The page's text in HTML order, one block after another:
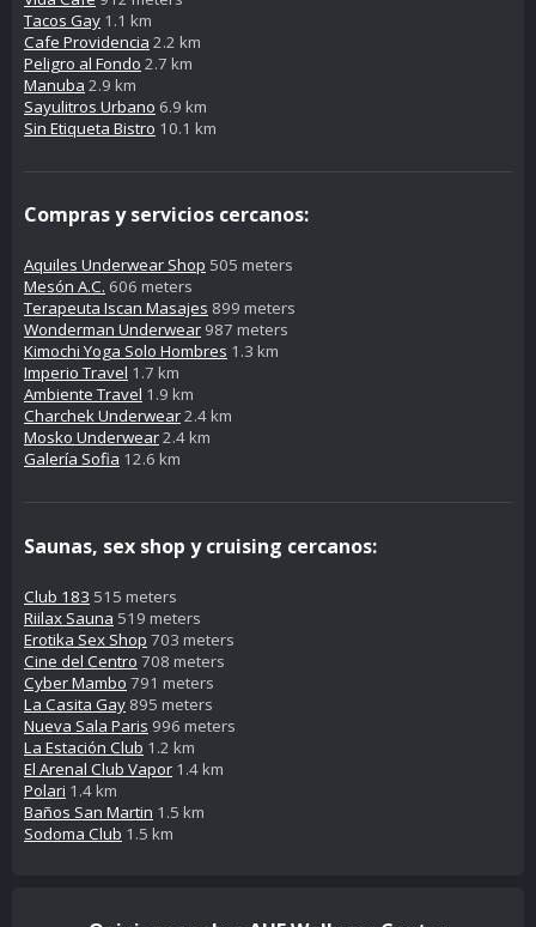
Tacos Gay 1.1 km
Cafe Providencia 2.2 km
Peligro al Fondo 2.7 km
Manuba 2.9 km
Sayulitros Urbano 6.9 km
Sin Etiqueta Bistro 10.1 km
Compras y servicios cercanos:
Aquiles Underwear Shop 505 meters
Mesón A.C. 606 meters
Terapeuta Iscan Masajes 899 meters
Wonderman Underwear 987 meters
Kimochi Yoga Solo Hombres 1.3 km
Imperio Travel 1.7 km
Ambiente Travel 1.9 km
Charchek Underwear2.4 km
Mosko Underwear2.4 km
Galería Sofia 12.6 km
Saunas, sex shop y cruising cercanos:
Club 183 515 meters
Riilax Sauna 519 meters
Erotika Sex Shop 703 meters
Cine del Centro 708 meters
Cyber Mambo 791 meters
La Casita Gay 895 meters
Nueva Sala Paris 996 meters
La Estación Club 1.2 km
El Arenal Club Vapor 1.4 km
Polari 1.4 km
Baños San Martin 1.5 km
Sodoma Club 1.5 km